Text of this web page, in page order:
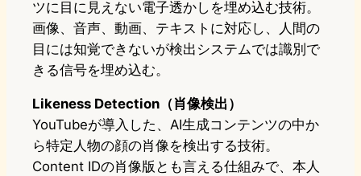
ツに目に見えない電子透かしを埋め込む技術。
画像、音声、動画、テキストに対応し、人間の
目には知覚できないが検出システムでは識別で
きる信号を埋め込む。
Likeness Detection（肖像検出）
YouTubeが導入した、AI生成コンテンツの中か
ら特定人物の顔の肖像を検出する技術。
Content IDの肖像版とも言える仕組みで、本人